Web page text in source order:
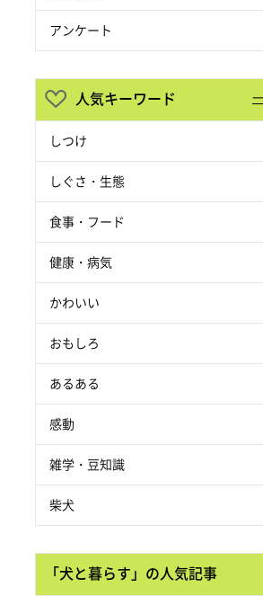
アンケート
人気キーワード
しつけ
しぐさ・生態
食事・フード
健康・病気
かわいい
おもしろ
あるある
感動
雑学・豆知識
柴犬
「犬と暮らす」の人気記事